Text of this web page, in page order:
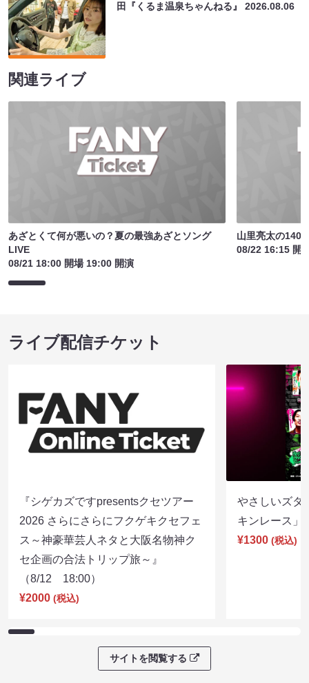
田『くるま温泉ちゃんねる』2026.08.06
関連ライブ
あざとくて何が悪いの？夏の最強あざとソング
LIVE
08/21 18:00 開場 19:00 開演
山里亮太の140
08/22 16:15 開
ライブ配信チケット
『シゲカズですpresentsクセツアー
2026 さらにさらにフクゲキクセフェ
ス～神豪華芸人ネタと大阪名物神ク
セ企画の合法トリップ旅～』
（8/12 18:00）
¥2000 (税込)
やさしいズタ
キンレース
¥1300 (税込)
サイトを閲覧する